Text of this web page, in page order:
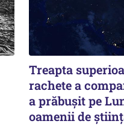
Treapta
rachete a
a prăbușit pe
oamenii de